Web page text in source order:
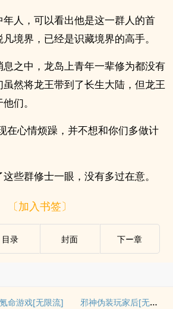
人，可以看出他是这一群人的首
境界，已经是识藏境界的高手。
之中，龙岛上青年一辈修为都没有
然将龙王带到了长生大陆，但龙王
们。
在心情烦躁，并不想和你们多做计
些群修士一眼，没有多过在意。
〔加入书签〕
目录 封面 下ー章
氪命游戏[无限流] 邪神伪装玩家后[无限]